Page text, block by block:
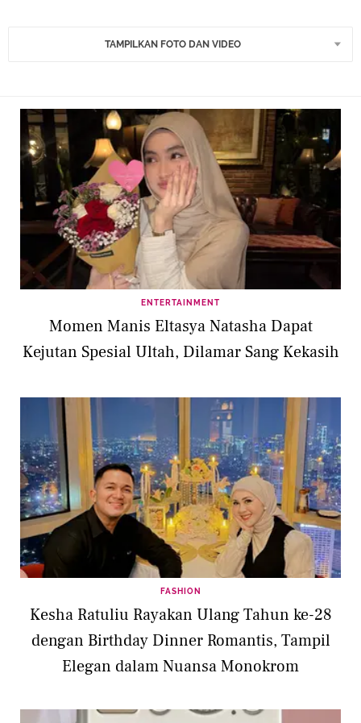
TAMPILKAN FOTO DAN VIDEO
ENTERTAINMENT
Momen Manis Eltasya Natasha Dapat
Kejutan Spesial Ultah, Dilamar Sang Kekasih
FASHION
Kesha Ratuliu Rayakan Ulang Tahun ke-28
dengan Birthday Dinner Romantis, Tampil
Elegan dalam Nuansa Monokrom